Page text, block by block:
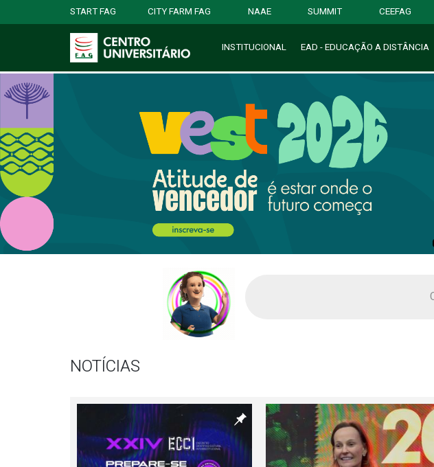
START FAG CITY FARM FAG NAAE SUMMIT CEEFAG
INSTITUCIONAL EAD - EDUCAÇÃOADISTÂNCIA
NOTÍCIAS